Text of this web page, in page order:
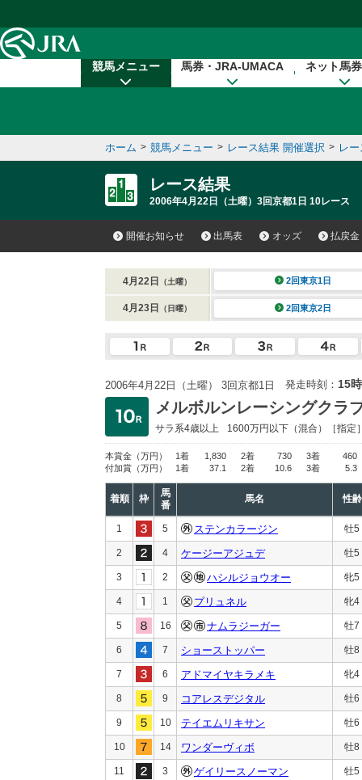
競馬メニュー 馬券・JRA-UMACA ネット馬
ホーム > 競馬メニュー > レース結果 開催選択 > レ
レース結果
2006年4月22日（土曜）3回京都1日 10レース
開催お知らせ 出馬表 オッズ 払戻金
4月22日 （土曜） 2回東京1日
4月23日 （日曜） 2回東京2日
2006年4月22日（土曜） 3回京都1日 発走時刻： 15
メルボルンレーシングクラ
サラ系4歳以上 1600万円以下 （混合）［指定
本賞金 （万円） 1着 1,830 2着 730 3着
460
付加賞 （万円） 1着 37.1 2着 10.6 3着 5.3
着順 枠
馬
番
馬名 性齢
1 5 ステンカラージン 牡5
2 4 ケージーアジュデ 牡5
3 2 ハシルジョウオー 牝5
4 1 プリュネル 牝4
5 16 ナムラジーガー 牡7
6 7 ショーストッパー 牡8
7 6 アドマイヤキラメキ 牝4
8 9 コアレスデジタル 牡6
9 10 テイエムリキサン 牡6
10 14 ワンダーヴィボ 牡8
11 3 ゲイリースノーマン 牡5